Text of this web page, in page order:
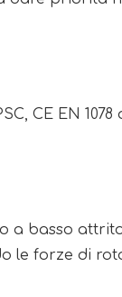
CE EN 1078
a basso
le forze di